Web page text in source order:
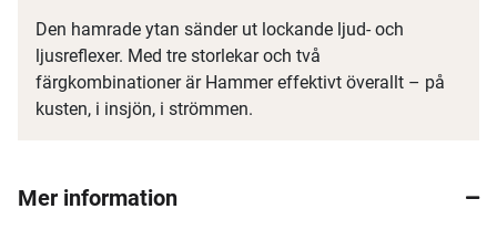
Den hamrade ytan sänder ut lockande ljud- och
ljusreflexer. Med tre storlekar och två
färgkombinationer är Hammer effektivt överallt – på
kusten, i insjön, i strömmen.
Mer information